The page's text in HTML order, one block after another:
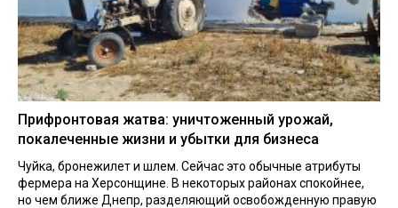
Прифронтовая жатва: уничтоженный урожай,
покалеченные жизни и убытки для бизнеса
Чуйка, бронежилет и шлем. Сейчас это обычные атрибуты
фермера на Херсонщине. В некоторых районах спокойнее,
но чем ближе Днепр, разделяющий освобожденную правую